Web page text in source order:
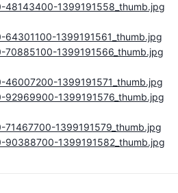
48143400-1399191558_thumb.jpg
1399191561_thumb.jpg
1399191566_thumb.jpg
1399191571_thumb.jpg
92969900-1399191576_thumb.jpg
1399191579_thumb.jpg
90388700-1399191582_thumb.jpg